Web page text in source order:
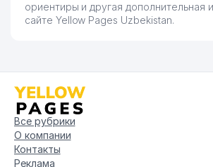
ориентиры и другая дополнительная
сайте Yellow Pages Uzbekistan.
Все рубрики
О компании
Контакты
Реклама